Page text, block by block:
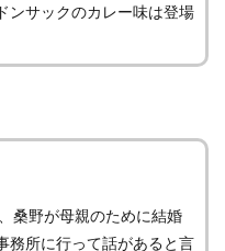
ンサックのカレー味は登場
桑野が母親のために結婚
務所に行って話があると言